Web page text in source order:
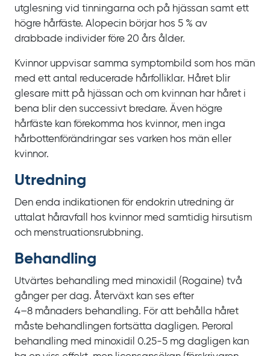
utglesning vid tinningarna och på hjässan samt ett
högre hårfäste. Alopecin börjar hos 5 % av
drabbade individer före 20 års ålder.
Kvinnor uppvisar samma symptombild som hos män
med ett antal reducerade hårfolliklar. Håret blir
glesare mitt på hjässan och om kvinnan har håret i
bena blir den successivt bredare. Även högre
hårfäste kan förekomma hos kvinnor, men inga
hårbottenförändringar ses varken hos män eller
kvinnor.
Utredning
Den enda indikationen för endokrin utredning är
uttalat håravfall hos kvinnor med samtidig hirsutism
och menstruationsrubbning.
Behandling
Utvärtes behandling med minoxidil (Rogaine) två
gånger per dag. Återväxt kan ses efter
4‍–‍8 månaders behandling. För att behålla håret
måste behandlingen fortsätta dagligen. Peroral
behandling med minoxidil 0.25‍-‍5 mg dagligen kan